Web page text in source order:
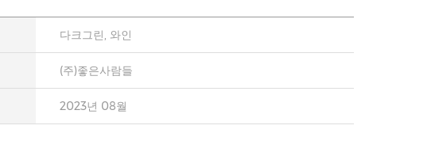
다크그린, 와인
(주)좋은사람들
2023년 08월